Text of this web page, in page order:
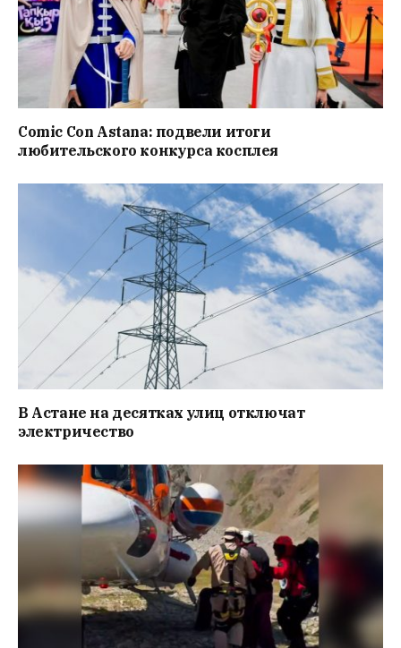
Comic Con Astana: подвели итоги
любительского конкурса косплея
В Астане на десятках улиц отключат
электричество